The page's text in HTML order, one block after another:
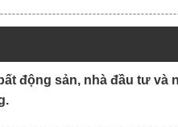
động sản, nhà đầu tư